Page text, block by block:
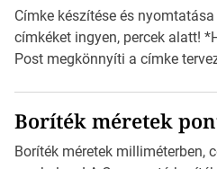
Címke készítése és
címkéket ingyen, percek alatt!
Post megkönnyíti a címke
igazán foroghatnak a kreatív
zajlik a saját címke készítése.
Boríték méretek
Boríték méretek milliméterben,